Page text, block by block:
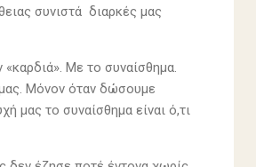
συνιστά διαρκές μας
Με το συναίσθημα.
Μόνον όταν δώσουμε
μας το συναίσθημα είναι ό,τι